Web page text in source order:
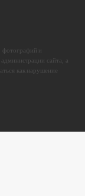
фотографий и
сайта, а
как нарушение